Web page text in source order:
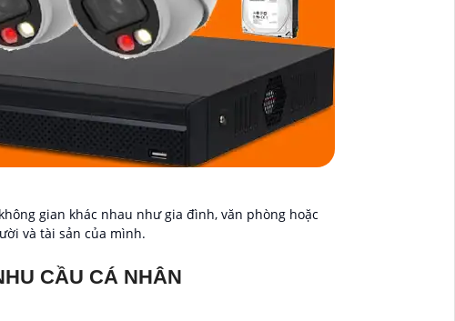
gian khác nhau như gia đình, văn phòng hoặc
và tài sản của mình.
CẦU CÁ NHÂN